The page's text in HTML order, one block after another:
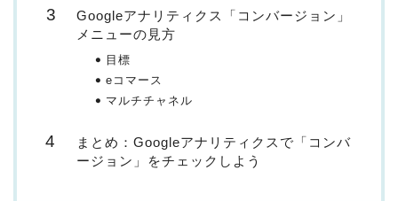
Googleアナリティクス「コンバージョン」
メニューの見方
目標
eコマース
マルチチャネル
まとめ：Googleアナリティクスで「コンバ
ージョン」をチェックしよう